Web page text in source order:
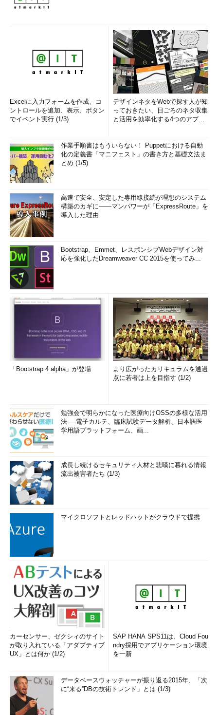
Excelに入力フォームを作成、コ
ントロールを追加、表示、ボタン
でイベント実行 (1/3)
デザインネタをWebで探す人が知
っておきたい、日ごろのネタ収集
と活用を効率化する4つのアプリ
作業手順書はもういらない！ Puppetにおける自動
化の定義書「マニフェスト」の書き方と基礎文法ま
とめ (1/5)
高速で安全、安定した専用線接続が理想のシステム
構築のカギに――マンパワーが「ExpressRoute」を
導入した理由
Bootstrap、Emmet、レスポンシブWebデザイン対
応を強化したDreamweaver CC 2015を使ってみ...
「Bootstrap 4 alpha」が登場
より広がったカリキュラムを通過
点に若者は上を目指す (1/2)
勉強会で明らかになった医療向けOSSの多様な活用
法──電子カルテ、臨床試験データ解析、日本語医
学用語プラットフォーム、画...
成長し続けるセキュリティ人材と悲嘆に暮れる情報
流出被害者たち (1/3)
マイクロソフトとレッドハットがクラウドで提携
カーセンサー、ゼクシィのサイト
が取り入れている「アダプティブ
UX」とは何か (1/2)
SAP HANA SPS11は、Cloud Fou
ndry採用でアプリケーション環境
を一新
データベースウォッチャーが振り返る2015年、「次
に“来る”DBの技術トレンド」とは (1/3)